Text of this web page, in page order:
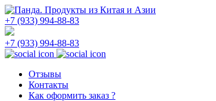
+7 (933) 994-88-83
+7 (933) 994-88-83
Отзывы
Контакты
Как оформить заказ ?